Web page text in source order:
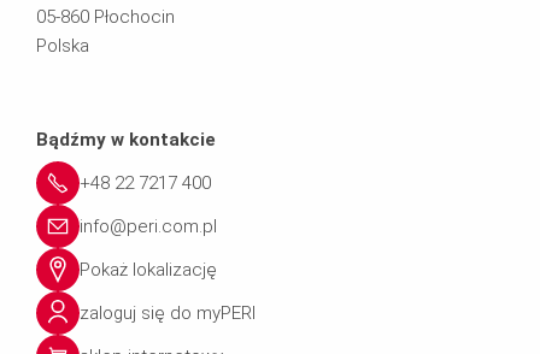
05-860 Płochocin
Polska
Bądźmy w kontakcie
+48 22 7217 400
info@peri.com.pl
Pokaż lokalizację
zaloguj się do myPERI